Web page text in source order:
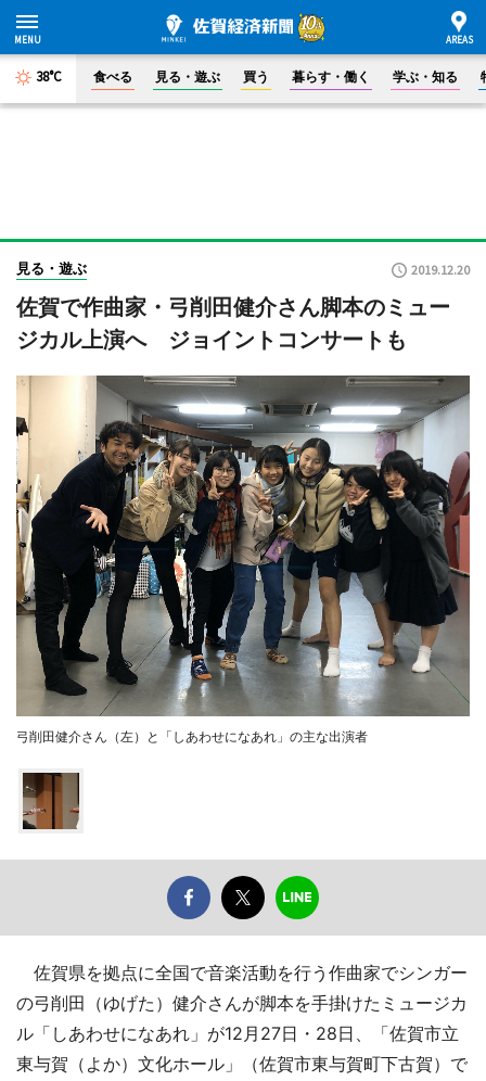
38°C 食べる 見る・遊ぶ 買う 暮らす・働く 学ぶ・知る
見る・遊ぶ 2019.12.20
佐賀で作曲家・弓削田健介さん脚本のミュー
ジカル上演へ ジョイントコンサートも
弓削田健介さん（左）と「しあわせになあれ」の主な出演者
佐賀県を拠点に全国で音楽活動を行う作曲家でシンガー
の弓削田（ゆげた）健介さんが脚本を手掛けたミュージカ
ル「しあわせになあれ」が12月27日・28日、「佐賀市立
東与賀（よか）文化ホール」（佐賀市東与賀町下古賀）で